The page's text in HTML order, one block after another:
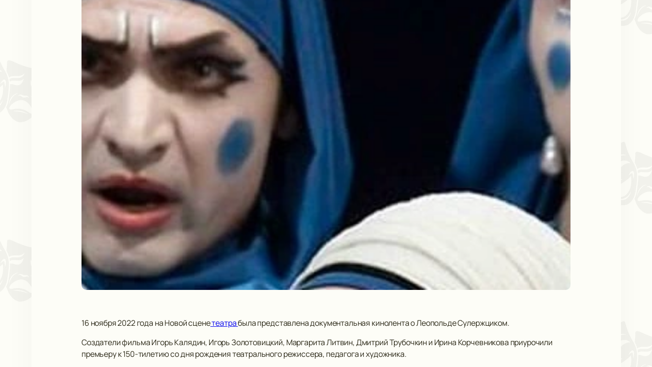
16 ноября 2022 года на Новой сценетеатрабыла представлена документальная кинолента о Леопольде Сулержциком.
Создатели фильма Игорь Калядин, Игорь Золотовицкий, Маргарита Литвин, Дмитрий Трубочкин и Ирина Корчевникова приурочили
премьеру к 150-тилетию со дня рождения театрального режиссера, педагога и художника.